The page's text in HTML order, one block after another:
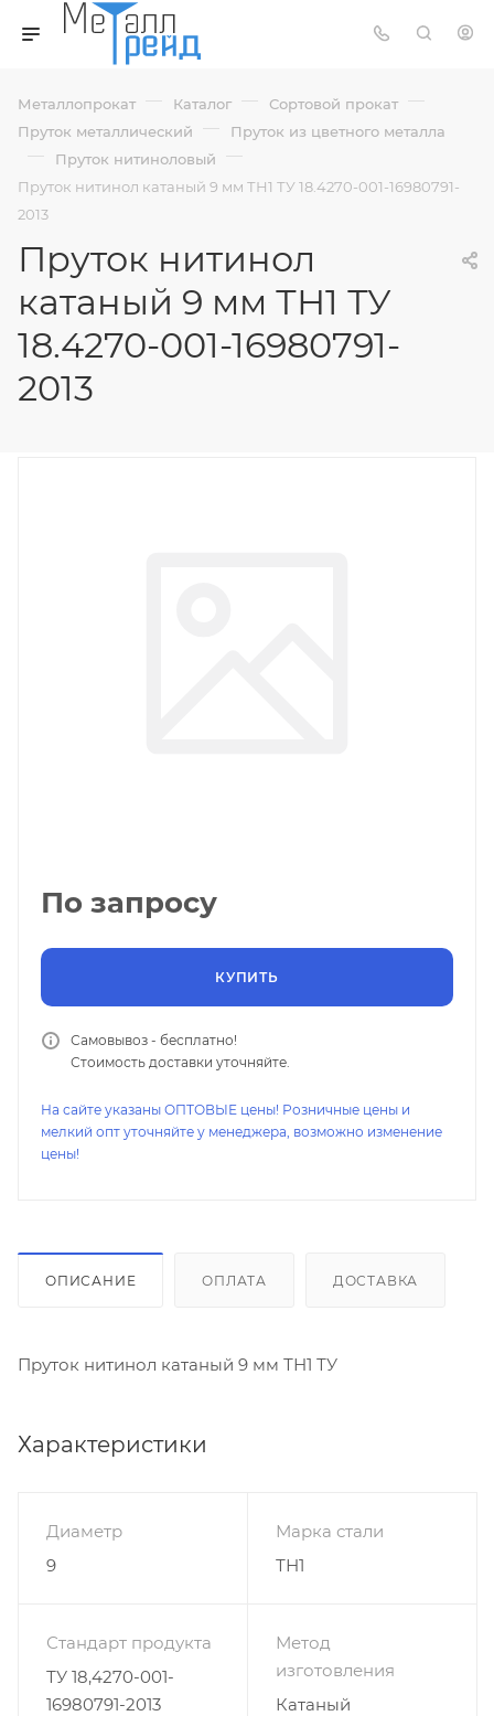
Металлопрокат — Каталог — Сортовой прокат —
Пруток металлический — Пруток из цветного металла
— Пруток нитиноловый —
Пруток нитинол катаный 9 мм ТН1 ТУ 18.4270-001-16980791-
2013
Пруток нитинол
катаный 9 мм ТН1 ТУ
18.4270-001-16980791-
2013
По запросу
КУПИТЬ
Самовывоз - бесплатно!
Стоимость доставки уточняйте.
На сайте указаны ОПТОВЫЕ цены! Розничные цены и
мелкий опт уточняйте у менеджера, возможно изменение
цены!
ОПИСАНИЕ ОПЛАТА ДОСТАВКА
Пруток нитинол катаный 9 мм ТН1 ТУ
Характеристики
Диаметр
9
Марка стали
ТН1
Стандарт продукта
ТУ 18,4270-001-
16980791-2013
Метод
изготовления
Катаный